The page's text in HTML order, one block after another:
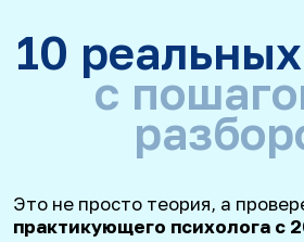
разбором
Это не просто теория, а проверенные
практикующего психолога с 20-летним
которые уже помогают людям достигать
изменений за 3–25 минут